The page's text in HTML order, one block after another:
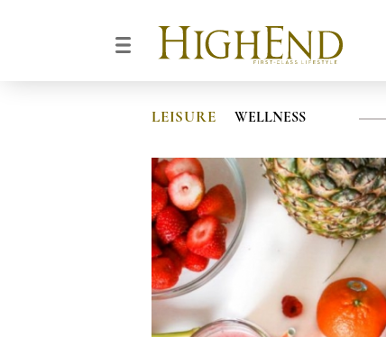
LEISURE WELLNESS